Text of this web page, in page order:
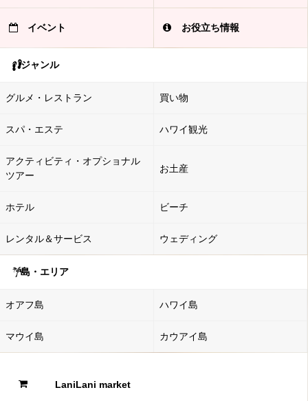
イベント お役立ち情報
ジャンル
グルメ・レストラン 買い物
スパ・エステ ハワイ観光
アクティビティ・オプショナル
ツアー
お土産
ホテル ビーチ
レンタル＆サービス ウェディング
島・エリア
オアフ島 ハワイ島
マウイ島 カウアイ島
LaniLani market